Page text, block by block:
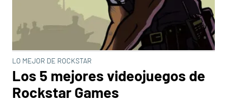
LO MEJOR DE ROCKSTAR
Los 5 mejores videojuegos de
Rockstar Games